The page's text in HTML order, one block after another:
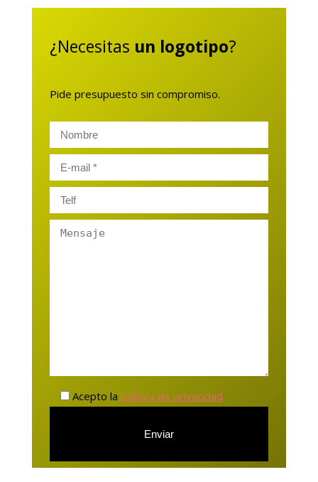
¿Necesitas un logotipo?
Pide presupuesto sin compromiso.
Acepto la política de privacidad